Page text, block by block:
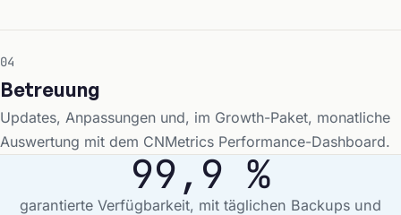
04
Betreuung
Updates, Anpassungen und, im Growth-Paket, monatliche
Auswertung mit dem CNMetrics Performance-Dashboard.
99,9 %
garantierte Verfügbarkeit, mit täglichen Backups und